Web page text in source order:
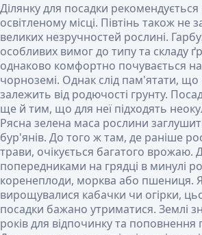
Ділянку для посадки
освітленому місці. Півтінь також не
великих незручностей рослині.
особливих вимог до типу та складу
однаково комфортно почувається на
чорноземі. Однак слід пам'ятати, що
залежить від родючості грунту.
ще й тим, що для неї підходять
Рясна зелена маса рослини
бур'янів. До того ж там, де раніше
трави, очікується багатого врожаю.
попередниками на грядці в минулі
коренеплоди, морква або пшениця.
вирощувалися кабачки чи огірки,
посадки бажано утриматися. Землі
років для відпочинку та